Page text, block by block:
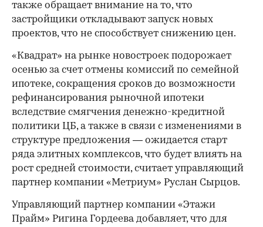
также обращает внимание на то, что
застройщики откладывают запуск новых
проектов, что не способствует снижению цен.
«Квадрат» на рынке новостроек подорожает
осенью за счет отмены комиссий по семейной
ипотеке, сокращения сроков до возможности
рефинансирования рыночной ипотеки
вследствие смягчения денежно-кредитной
политики ЦБ, а также в связи с изменениями в
структуре предложения — ожидается старт
ряда элитных комплексов, что будет влиять на
рост средней стоимости, считает управляющий
партнер компании «Метриум» Руслан Сырцов.
Управляющий партнер компании «Этажи
Прайм» Ригина Гордеева добавляет, что для